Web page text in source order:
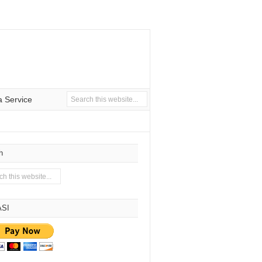
Service